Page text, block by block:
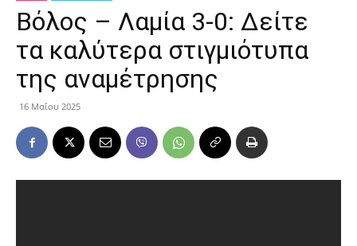
Βόλος – Λαμία 3-0: Δείτε
τα καλύτερα στιγμιότυπα
της αναμέτρησης
16 Μαΐου 2025